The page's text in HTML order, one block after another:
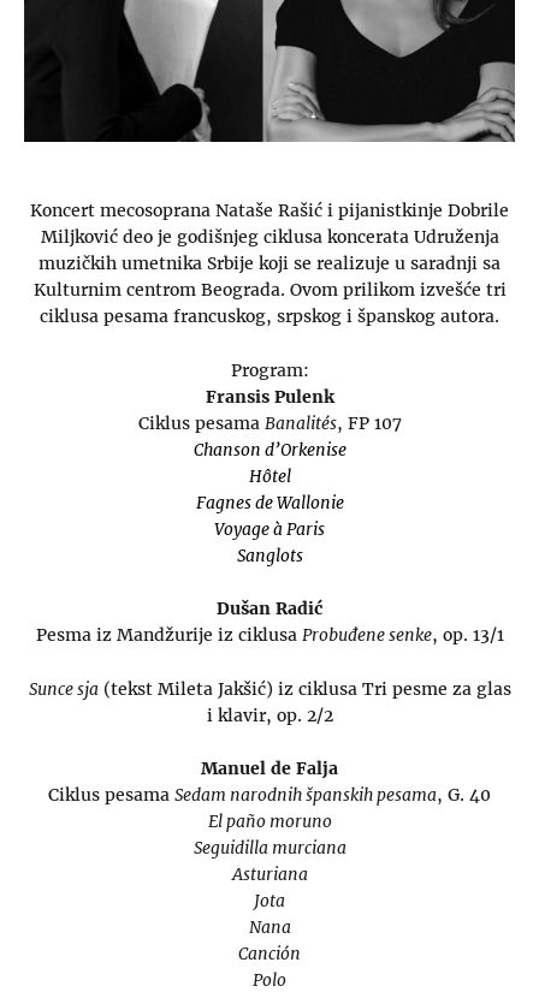
Koncert mecosoprana Nataše Rašić i pijanistkinje Dobrile
Miljković deo je godišnjeg ciklusa koncerata Udruženja
muzičkih umetnika Srbije koji se realizuje u saradnji sa
Kulturnim centrom Beograda. Ovom prilikom izvešće tri
ciklusa pesama francuskog, srpskog i španskog autora.
Program:
Fransis Pulenk
Ciklus pesama Banalités, FP 107
Chanson d’Orkenise
Hôtel
Fagnes de Wallonie
Voyage à Paris
Sanglots
Dušan Radić
Pesma iz Mandžurije iz ciklusa Probuđene senke, op. 13/1
Sunce sja(tekst Mileta Jakšić) iz ciklusa Tri pesme za glas
i klavir, op. 2/2
Manuel de Falja
Ciklus pesama Sedam narodnih španskih pesama, G. 40
El paño moruno
Seguidilla murciana
Asturiana
Jota
Nana
Canción
Polo